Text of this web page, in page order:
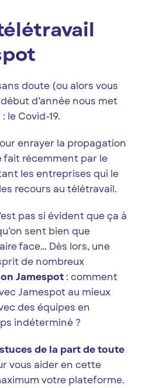
doute (ou alors vous
d’année nous met
le Covid-19.
enrayer la propagation
fait récemment par le
les entreprises qui le
recours au télétravail.
pas si évident que ça à
sent bien que
face… Dès lors, une
de nombreux
Jamespot : comment
Jamespot au mieux
des équipes en
indéterminé ?
de la part de toute
vous aider en cette
votre plateforme.